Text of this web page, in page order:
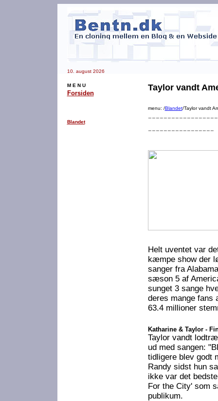
10. august 2026
M E N U
Forsiden
Blandet
Taylor vandt
menu: /Blandet/Taylor vandt
-----------------
Helt uventet var
kæmpe show der
sanger fra
sæson 5 af
sunget 3 sange
deres mange fans
63.4 millioner
Katharine & Taylor-
Taylor vandt
ud med sangen:
tidligere blev godt
Randy sidst hun
ikke var det
For the City' som
publikum.